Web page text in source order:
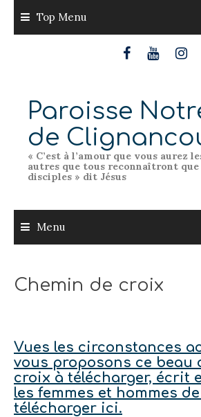
content
Top Menu
Paroisse
de
« C’est à l’amour que vous aurez
autres que tous reconnaîtront que
disciples » dit Jésus
Menu
Chemin de croix
Vues les circonstances
vous proposons ce beau
croix à télécharger, écrit
les femmes et hommes
télécharger ici.